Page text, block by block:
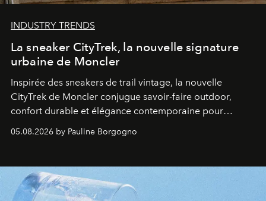
INDUSTRY TRENDS
La sneaker CityTrek, la nouvelle signature
urbaine de Moncler
Inspirée des sneakers de trail vintage, la nouvelle
CityTrek de Moncler conjugue savoir-faire outdoor,
confort durable et élégance contemporaine pour
05.08.2026 by Pauline Borgogno